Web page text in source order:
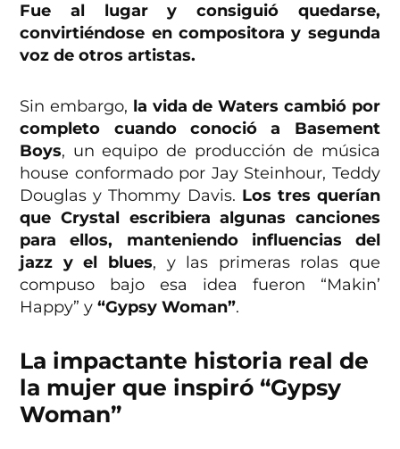
Fue al lugar y consiguió quedarse,
convirtiéndose en compositora y segunda
voz de otros artistas.
Sin embargo, la vida de Waters cambió por
completo cuando conoció a Basement
Boys, un equipo de producción de música
house conformado por Jay Steinhour, Teddy
Douglas y Thommy Davis. Los tres querían
que Crystal escribiera algunas canciones
para ellos, manteniendo influencias del
jazz y el blues, y las primeras rolas que
compuso bajo esa idea fueron “Makin’
Happy” y“Gypsy Woman”.
La impactante historia real de
la mujer que inspiró “Gypsy
Woman”